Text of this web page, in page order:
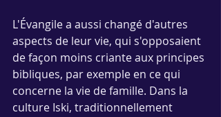
L'Évangile a aussi changé d'autres
aspects de leur vie, qui s'opposaient
de façon moins criante aux principes
bibliques, par exemple en ce qui
concerne la vie de famille. Dans la
culture Iski, traditionnellement